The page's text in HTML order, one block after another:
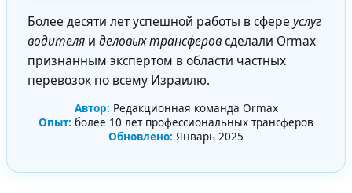
Более десяти лет успешной работы в сфере услуг
водителя и деловых трансферовсделали Ormax
признанным экспертом в области частных
перевозок по всему Израилю.
Автор: Редакционная команда Ormax
Опыт: более 10 лет профессиональных трансферов
Обновлено: Январь 2025